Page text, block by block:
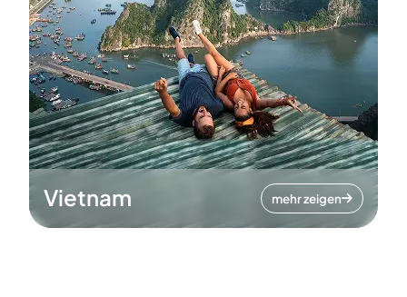
Vietnam mehr zeigen